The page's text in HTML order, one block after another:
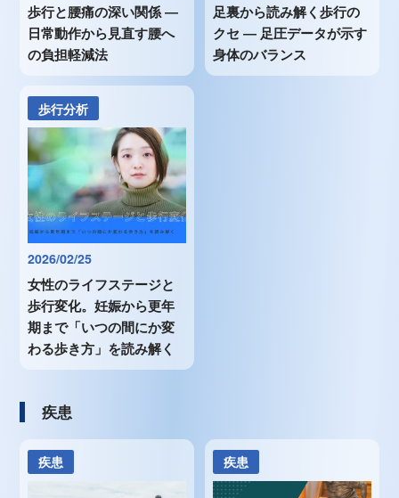
歩行と腰痛の深い関係 ―
日常動作から見直す腰へ
の負担軽減法
足裏から読み解く歩行の
クセ ― 足圧データが示す
身体のバランス
歩行分析
2026/02/25
女性のライフステージと
歩行変化。妊娠から更年
期まで「いつの間にか変
わる歩き方」を読み解く
疾患
疾患 疾患